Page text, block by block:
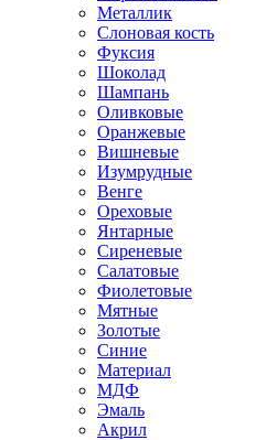
Металлик
Слоновая кость
Фуксия
Шоколад
Шампань
Оливковые
Оранжевые
Вишневые
Изумрудные
Венге
Ореховые
Янтарные
Сиреневые
Салатовые
Фиолетовые
Мятные
Золотые
Синие
Материал
МДФ
Эмаль
Акрил